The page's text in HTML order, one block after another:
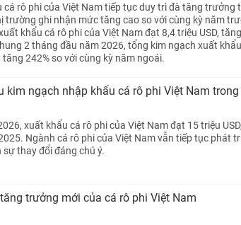
cá rô phi của Việt Nam tiếp tục duy trì đà tăng trưởng
trường ghi nhận mức tăng cao so với cùng kỳ năm
khẩu cá rô phi của Việt Nam đạt 8,4 triệu USD,
2 tháng đầu năm 2026, tổng kim ngạch xuất
tăng 242% so với cùng kỳ năm ngoái.
kim ngạch nhập khẩu cá rô phi Việt Nam
xuất khẩu cá rô phi của Việt Nam đạt 15 triệu
Ngành cá rô phi của Việt Nam vẫn tiếp tục phát
thay đổi đáng chú ý.
trưởng mới của cá rô phi Việt Nam